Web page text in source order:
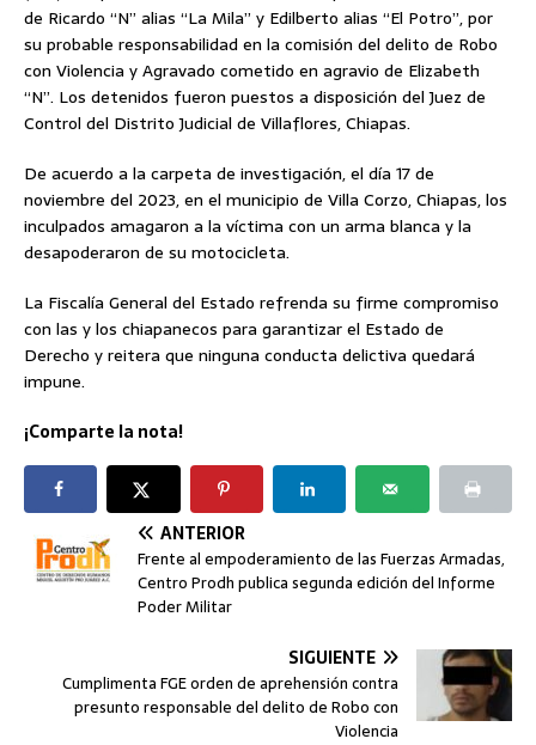
de Ricardo “N” alias “La Mila” y Edilberto alias “El Potro”, por
su probable responsabilidad en la comisión del delito de Robo
con Violencia y Agravado cometido en agravio de Elizabeth
“N”. Los detenidos fueron puestos a disposición del Juez de
Control del Distrito Judicial de Villaflores, Chiapas.
De acuerdo a la carpeta de investigación, el día 17 de
noviembre del 2023, en el municipio de Villa Corzo, Chiapas, los
inculpados amagaron a la víctima con un arma blanca y la
desapoderaron de su motocicleta.
La Fiscalía General del Estado refrenda su firme compromiso
con las y los chiapanecos para garantizar el Estado de
Derecho y reitera que ninguna conducta delictiva quedará
impune.
¡Comparte la nota!
ANTERIOR
Frente al empoderamiento de las Fuerzas Armadas,
Centro Prodh publica segunda edición del Informe
Poder Militar
SIGUIENTE
Cumplimenta FGE orden de aprehensión contra
presunto responsable del delito de Robo con
Violencia